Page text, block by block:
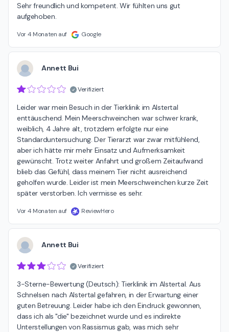
Sehr freundlich und kompetent. Wir fühlten uns gut
aufgehoben.
Vor 4 Monaten auf Google
Annett Bui
Verifiziert
Leider war mein Besuch in der Tierklinik im Alstertal
enttäuschend. Mein Meerschweinchen war schwer krank,
weiblich, 4 Jahre alt, trotzdem erfolgte nur eine
Standarduntersuchung. Der Tierarzt war zwar mitfühlend,
aber ich hätte mir mehr Einsatz und Aufmerksamkeit
gewünscht. Trotz weiter Anfahrt und großem Zeitaufwand
blieb das Gefühl, dass meinem Tier nicht ausreichend
geholfen wurde. Leider ist mein Meerschweinchen kurze Zeit
später verstorben. Ich vermisse es sehr.
Vor 4 Monaten auf ReviewHero
Annett Bui
Verifiziert
3-Sterne-Bewertung (Deutsch): Tierklinik im Alstertal. Aus
Schnelsen nach Alstertal gefahren, in der Erwartung einer
guten Betreuung. Leider habe ich den Eindruck gewonnen,
dass ich als "die" bezeichnet wurde und es indirekte
Unterstellungen von Rassismus gab, was mich sehr